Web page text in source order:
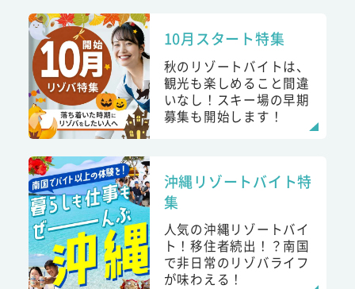
10月スタート特集
秋のリゾートバイトは、
観光も楽しめること間違
いなし！スキー場の早期
募集も開始します！
沖縄リゾートバイト特
集
人気の沖縄リゾートバイ
ト！移住者続出！？南国
で非日常のリゾバライフ
が味わえる！